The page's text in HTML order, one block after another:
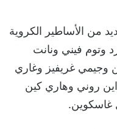
من الأساطير الكروية
وتوم فيني ونانت
وجيمي غريفيز وغاري
روني وهاري كين
غاسكوين.